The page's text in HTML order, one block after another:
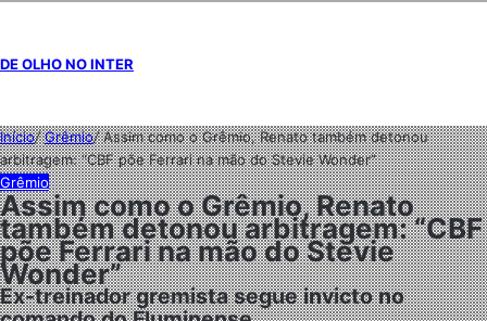
DE OLHO NO INTER
Início/Grêmio/Assim como o Grêmio, Renato também detonou
arbitragem: “CBF põe Ferrari na mão do Stevie Wonder”
Grêmio
Assim como o Grêmio, Renato
também detonou arbitragem: “CBF
põe Ferrari na mão do Stevie
Wonder”
Ex-treinador gremista segue invicto no